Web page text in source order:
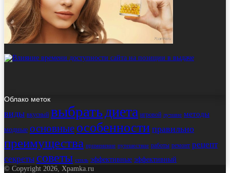
Облако меток
виды вкусный выбратьдиета игровой лучшие методы
модные основные особенности правильно
преимущества применение путешествие работы ремонт рецепт
секреты советы стиль эффективные эффективный
© Copyright 2026, Xpamka.ru